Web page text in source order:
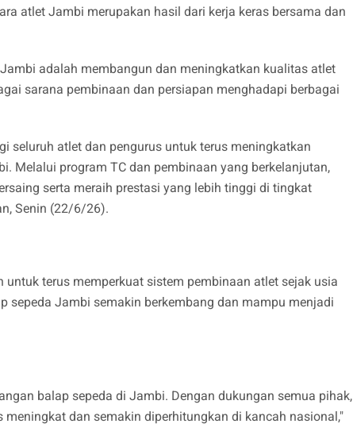
atlet Jambi merupakan hasil dari kerja keras bersama dan
adalah membangun dan meningkatkan kualitas atlet
sarana pembinaan dan persiapan menghadapi berbagai
seluruh atlet dan pengurus untuk terus meningkatkan
Melalui program TC dan pembinaan yang berkelanjutan,
serta meraih prestasi yang lebih tinggi di tingkat
Senin (22/6/26).
untuk terus memperkuat sistem pembinaan atlet sejak usia
sepeda Jambi semakin berkembang dan mampu menjadi
balap sepeda di Jambi. Dengan dukungan semua pihak,
dan semakin diperhitungkan di kancah nasional,"